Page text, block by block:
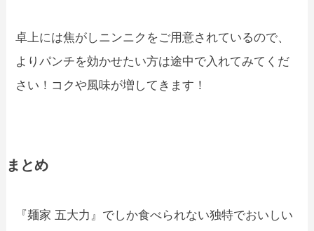
卓上には焦がしニンニクをご用意されているので、
よりパンチを効かせたい方は途中で入れてみてくだ
さい！コクや風味が増してきます！
まとめ
『麺家 五大力』でしか食べられない独特でおいしい